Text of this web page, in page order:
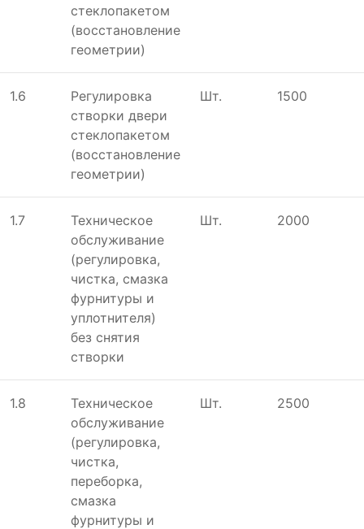
стеклопакетом
(восстановление
геометрии)
1.6
Регулировка
створки двери
стеклопакетом
(восстановление
геометрии)
Шт. 1500
1.7
Техническое
обслуживание
(регулировка,
чистка, смазка
фурнитуры и
уплотнителя)
без снятия
створки
Шт. 2000
1.8
Техническое
обслуживание
(регулировка,
чистка,
переборка,
смазка
фурнитуры и
Шт. 2500